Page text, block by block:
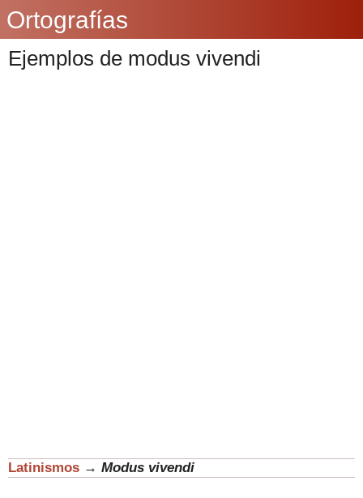
Ortografías
Ejemplos de modus vivendi
Latinismos → Modus vivendi